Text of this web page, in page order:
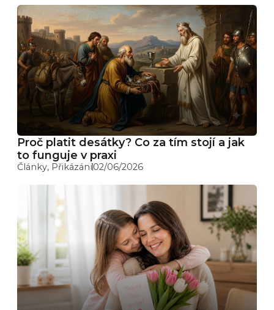
Proč platit desátky? Co za tím stojí a jak
to funguje v praxi
Články, Přikázání02/06/2026